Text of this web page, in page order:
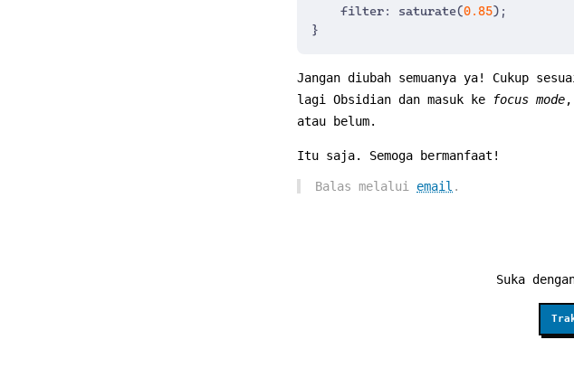
filter: saturate(0.85);
}
Jangan diubah semuanya ya! Cukup
lagi Obsidian dan masuk ke
focus mode,
atau belum.
Itu saja. Semoga bermanfaat!
Balas melalui email .
Suka